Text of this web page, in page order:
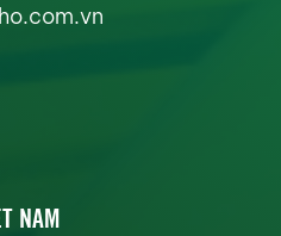
NAM